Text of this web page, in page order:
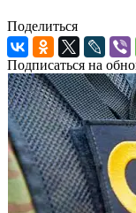
Поделиться
Подписаться на